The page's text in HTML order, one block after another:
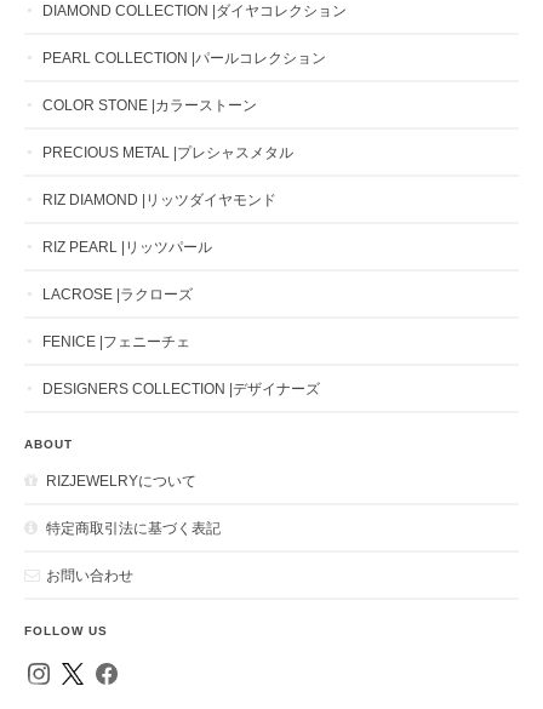
DIAMOND COLLECTION |ダイヤコレクション
PEARL COLLECTION |パールコレクション
COLOR STONE |カラーストーン
PRECIOUS METAL |プレシャスメタル
RIZ DIAMOND |リッツダイヤモンド
RIZ PEARL |リッツパール
LACROSE |ラクローズ
FENICE |フェニーチェ
DESIGNERS COLLECTION |デザイナーズ
ABOUT
RIZJEWELRYについて
特定商取引法に基づく表記
お問い合わせ
FOLLOW US